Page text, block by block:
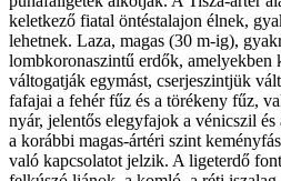
keletkező fiatal öntéstalajon élnek,
lehetnek. Laza, magas (30 m-ig),
lombkoronaszintű erdők, amelyekben
váltogatják egymást, cserjeszintjük
fafajai a fehér fűz és a törékeny fűz,
nyár, jelentős elegyfajok a vénicszil
a korábbi magas-ártéri szint
való kapcsolatot jelzik. A ligeterdő